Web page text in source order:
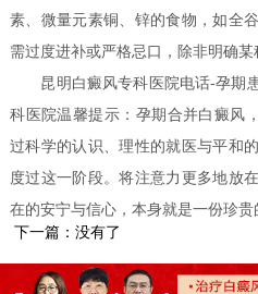
素、微量元素铜、锌的食物，如全
需过度进补或严格忌口，除非明确某
昆明白癜风专科医院电话-孕期
科医院温馨提示：孕期合并白癜风
过科学的认识、理性的就医与平和
度过这一阶段。将注意力更多地放
在的安宁与信心，本身就是一份珍贵
下一篇：没有了